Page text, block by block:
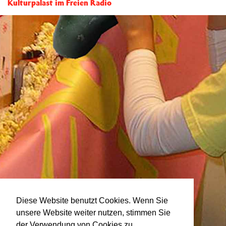
Diese Website benutzt Cookies. Wenn Sie
unsere Website weiter nutzen, stimmen Sie
Kulturpalast im Freien Radio